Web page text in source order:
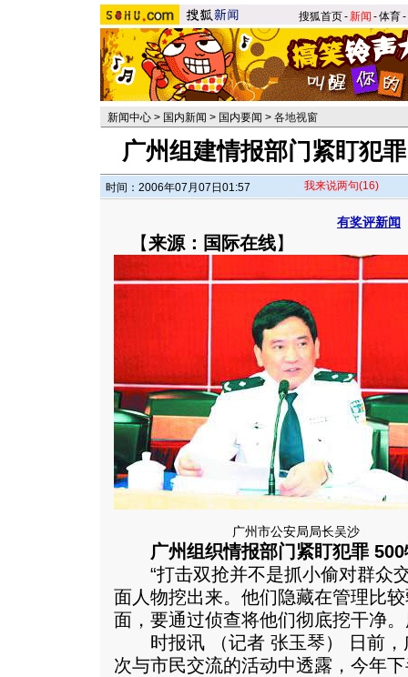
搜狐首页-新闻 -体育-
新闻中心 > 国内新闻 > 国内要闻 > 各地视窗
广州组建情报部门紧盯犯
时间：2006年07月07日01:57 我来说两句(16)
有奖评新闻
【来源：国际在线】
广州市公安局局长吴沙
广州组织情报部门紧盯犯罪 500
“打击双抢并不是抓小偷对群众
面人物挖出来。他们隐藏在管理比
面，要通过侦查将他们彻底挖干净
时报讯 （记者 张玉琴） 日前，
次与市民交流的活动中透露，今年